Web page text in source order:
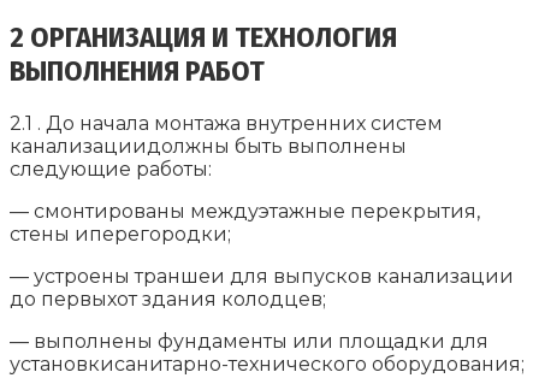
2 ОРГАНИЗАЦИЯ И ТЕХНОЛОГИЯ
ВЫПОЛНЕНИЯ РАБОТ
2.1 . До начала монтажа внутренних систем
канализациидолжны быть выполнены
следующие работы:
— смонтированы междуэтажные перекрытия,
стены иперегородки;
— устроены траншеи для выпусков канализации
до первыхот здания колодцев;
— выполнены фундаменты или площадки для
установкисанитарно-технического оборудования;